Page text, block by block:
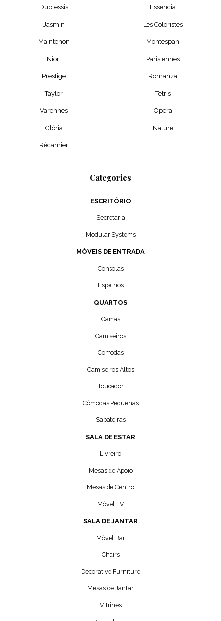
Duplessis Essencia
Jasmin Les Coloristes
Maintenon Montespan
Niort Parisiennes
Prestige Romanza
Taylor Tetris
Varennes Ópera
Glória Nature
Récamier
Categories
ESCRITÓRIO
Secretária
Modular Systems
MÓVEIS DE ENTRADA
Consolas
Espelhos
QUARTOS
Camas
Camiseiros
Comodas
Camiseiros Altos
Toucador
Cómodas Pequenas
Sapateiras
SALA DE ESTAR
Livreiro
Mesas de Apoio
Mesas de Centro
Móvel TV
SALA DE JANTAR
Móvel Bar
Chairs
Decorative Furniture
Mesas de Jantar
Vitrines